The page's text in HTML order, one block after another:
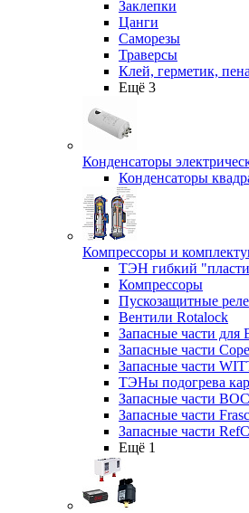
Заклепки
Цанги
Саморезы
Траверсы
Клей, герметик,
Ещё 3
Конденсаторы
Конденсаторы
Компрессоры и
ТЭН гибкий
Компрессоры
Пускозащитные реле
Вентили Rotalock
Запасные части для
Запасные части
Запасные части
ТЭНы подогрева
Запасные части
Запасные части
Запасные части
Ещё 1